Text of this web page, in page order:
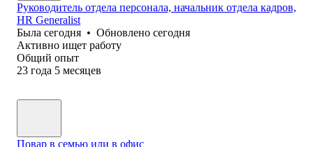
Руководитель отдела персонала, начальник отдела кадров,
HR Generalist
Была сегодня • Обновлено сегодня
Активно ищет работу
Общий опыт
23 года 5 месяцев
Повар в семью или в офис